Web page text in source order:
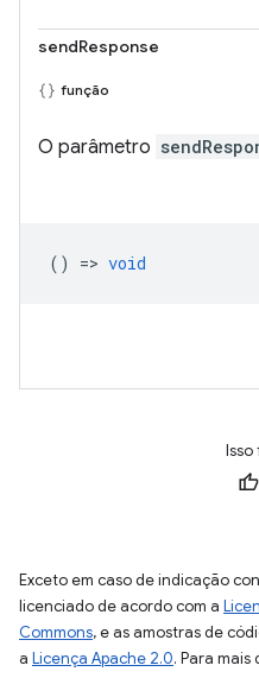
sendResponse
função
O parâmetro
() => void
Isso
Exceto em caso de indicação
licenciado de acordo com a
Commons, e as amostras de
a Licença Apache 2.0. Para